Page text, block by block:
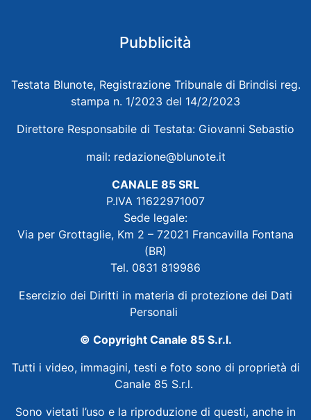
Pubblicità
Testata Blunote, Registrazione Tribunale di Brindisi reg.
stampa n. 1/2023 del 14/2/2023
Direttore Responsabile di Testata: Giovanni Sebastio
mail: redazione@blunote.it
CANALE 85 SRL
P.IVA 11622971007
Sede legale:
Via per Grottaglie, Km 2 – 72021 Francavilla Fontana
(BR)
Tel. 0831 819986
Esercizio dei Diritti in materia di protezione dei Dati
Personali
© Copyright Canale 85 S.r.l.
Tutti i video, immagini, testi e foto sono di proprietà di
Canale 85 S.r.l.
Sono vietati l’uso e la riproduzione di questi, anche in